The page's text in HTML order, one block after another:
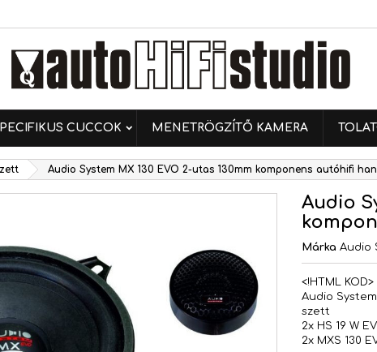
CUCCOK MENETRÖGZÍTŐ KAMERA
Audio System MX 130 EVO 2-utas 130mm komponens autóhifi
Audio
Márka Audio
<!HTML KOD>
Audio
szett
2x HS 19 W
2x MXS 130
Új lista létrehozása
létrehozása
Mégsem Kívánságlista létrehozása
kell jelentkezned a termékek kívánságlistába történő